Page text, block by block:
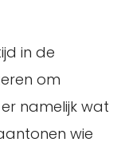
in de
om
namelijk wat
wie